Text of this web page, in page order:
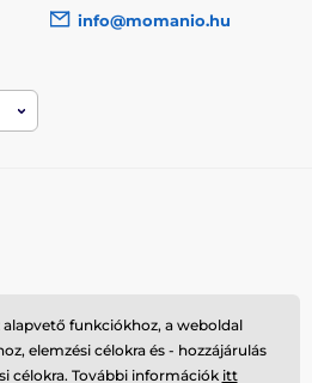
info@momanio.hu
alapvető funkciókhoz, a weboldal
elemzési célokra és - hozzájárulás
célokra. További információk itt